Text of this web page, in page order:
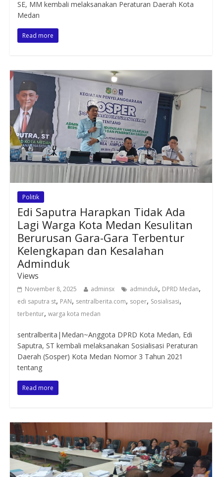
SE, MM kembali melaksanakan Peraturan Daerah Kota
Medan
Read more
Politik
Edi Saputra Harapkan Tidak Ada
Lagi Warga Kota Medan Kesulitan
Berurusan Gara-Gara Terbentur
Kelengkapan dan Kesalahan
Adminduk
Views
November 8, 2025 adminsx adminduk, DPRD Medan,
edi saputra st, PAN, sentralberita.com, soper, Sosialisasi,
terbentur, warga kota medan
sentralberita|Medan~Anggota DPRD Kota Medan, Edi
Saputra, ST kembali melaksanakan Sosialisasi Peraturan
Daerah (Sosper) Kota Medan Nomor 3 Tahun 2021
tentang
Read more